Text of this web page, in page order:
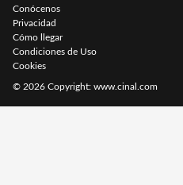
Conócenos
Privacidad
Cómo llegar
Condiciones de Uso
Cookies
© 2026 Copyright: www.cinal.com